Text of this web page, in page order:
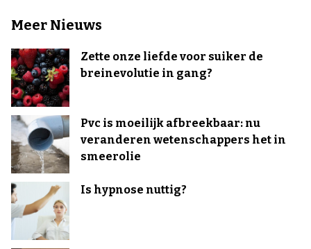
Meer Nieuws
Zette onze liefde voor suiker de
breinevolutie in gang?
Pvc is moeilijk afbreekbaar: nu
veranderen wetenschappers het in
smeerolie
Is hypnose nuttig?